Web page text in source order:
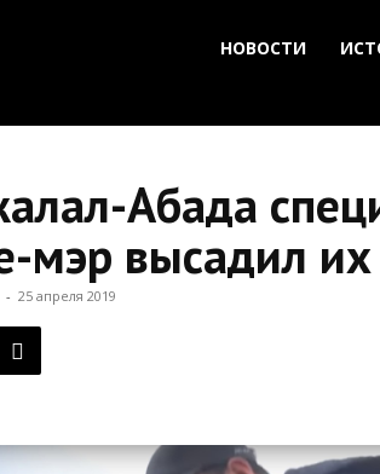
НОВОСТИ
Абада
мэр высадил
- 25 апреля 2019